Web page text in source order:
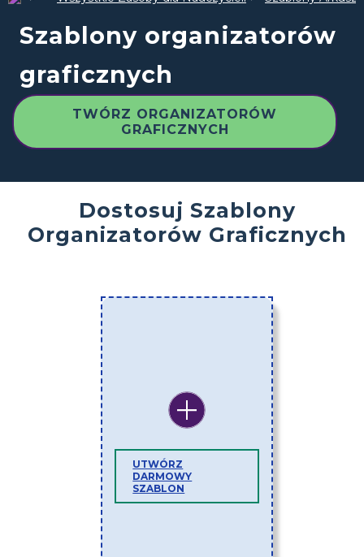
Szablony organizatorów
graficznych
TWÓRZ ORGANIZATORÓW
GRAFICZNYCH
Dostosuj Szablony
Organizatorów Graficznych
UTWÓRZ
DARMOWY
SZABLON